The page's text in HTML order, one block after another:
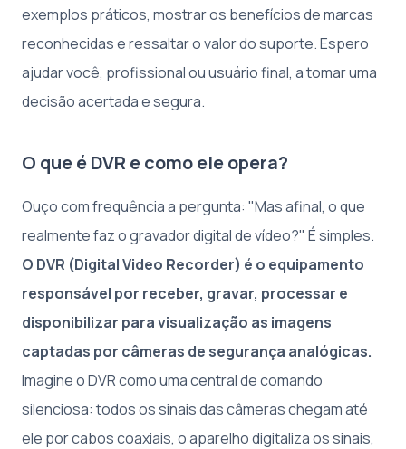
exemplos práticos, mostrar os benefícios de marcas
reconhecidas e ressaltar o valor do suporte. Espero
ajudar você, profissional ou usuário final, a tomar uma
decisão acertada e segura.
O que é DVR e como ele opera?
Ouço com frequência a pergunta: "Mas afinal, o que
realmente faz o gravador digital de vídeo?" É simples.
O DVR (Digital Video Recorder) é o equipamento
responsável por receber, gravar, processar e
disponibilizar para visualização as imagens
captadas por câmeras de segurança analógicas.
Imagine o DVR como uma central de comando
silenciosa: todos os sinais das câmeras chegam até
ele por cabos coaxiais, o aparelho digitaliza os sinais,